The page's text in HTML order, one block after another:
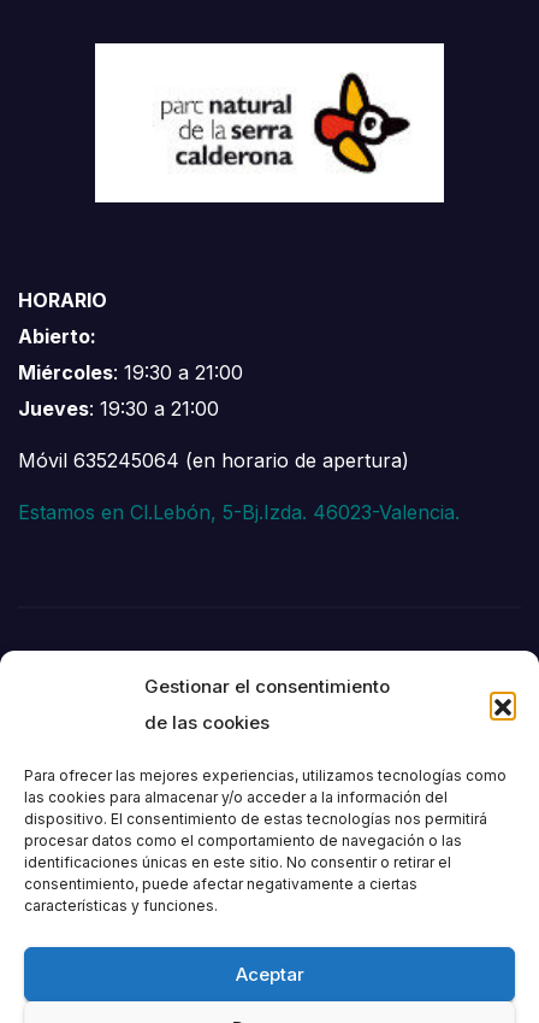
Gestionar el consentimiento
de las cookies
Para ofrecer las mejores experiencias, utilizamos tecnologías como
las cookies para almacenar y/o acceder a la información del
dispositivo. El consentimiento de estas tecnologías nos permitirá
procesar datos como el comportamiento de navegación o las
identificaciones únicas en este sitio. No consentir o retirar el
consentimiento, puede afectar negativamente a ciertas
características y funciones.
Aceptar
HORARIO
Abierto:
Miércoles: 19:30 a 21:00
Jueves: 19:30 a 21:00
Móvil 635245064 (en horario de apertura)
Estamos en Cl.Lebón, 5-Bj.Izda. 46023-Valencia.
Societat
Excursionista de
València